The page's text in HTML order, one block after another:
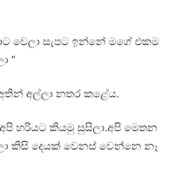
වෙලා සැපට ඉන්නේ මගේ එකම
“
අල්ලා නතර කළේය.
අපි හරියට කියමු සුසිලා.අපි මෙතන
කිසි දෙයක් වෙනස් වෙන්නෙ නෑ